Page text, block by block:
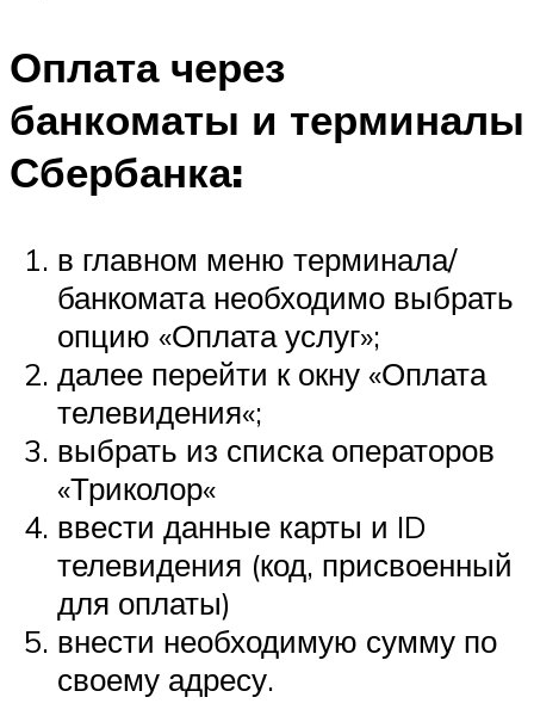
Оплата через
банкоматы и терминалы
Сбербанка:
в главном меню терминала/
банкомата необходимо выбрать
опцию «Оплата услуг»;
далее перейти к окну «Оплата
телевидения«;
выбрать из списка операторов
«Триколор«
ввести данные карты и ID
телевидения (код, присвоенный
для оплаты)
внести необходимую сумму по
своему адресу.